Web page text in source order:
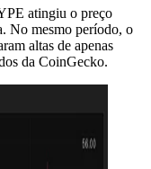
atingiu o preço
No mesmo período, o
altas de apenas
da CoinGecko.